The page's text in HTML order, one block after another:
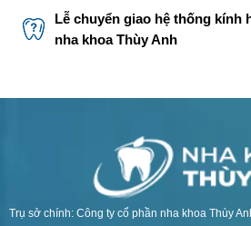
Lễ chuyển giao hệ thống kính
nha khoa Thùy Anh
Trụ sở chính: Công ty cổ phần nha khoa Thùy